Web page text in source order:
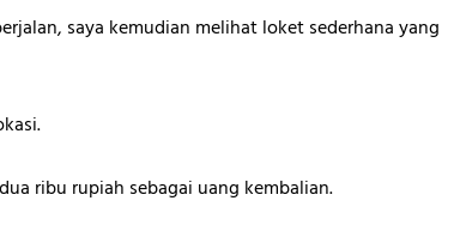
saya kemudian melihat loket sederhana yang
ribu rupiah sebagai uang kembalian.